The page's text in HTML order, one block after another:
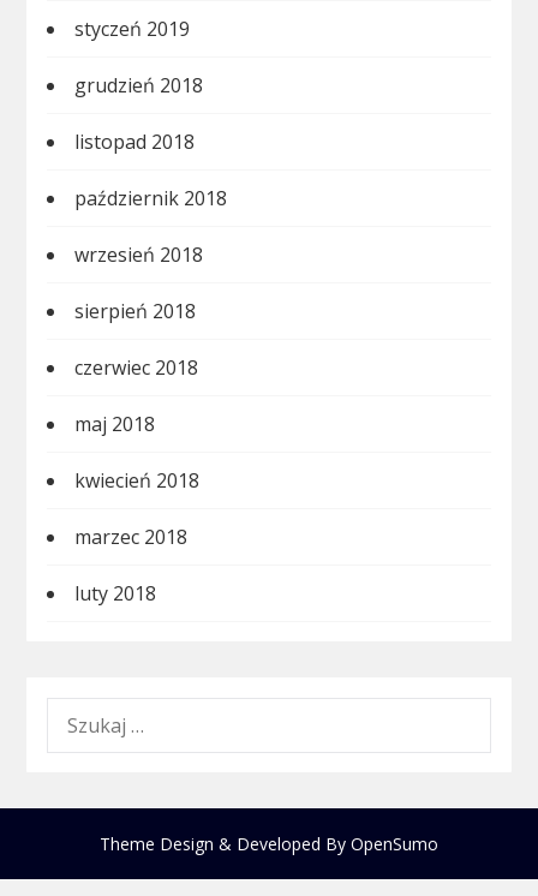
styczeń 2019
grudzień 2018
listopad 2018
październik 2018
wrzesień 2018
sierpień 2018
czerwiec 2018
maj 2018
kwiecień 2018
marzec 2018
luty 2018
SZUKAJ:
Theme Design & Developed By OpenSumo